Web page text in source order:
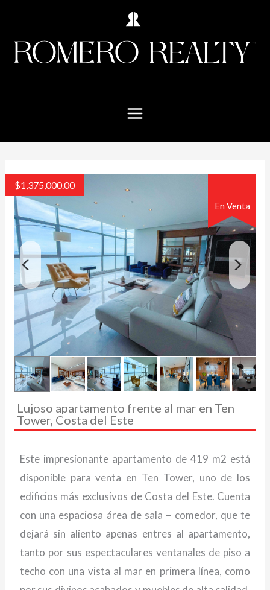
En Venta
$1,375,000.00
Lujoso apartamento frente al mar en Ten
Tower, Costa del Este
Este impresionante apartamento de 419 m2 está
disponible para venta en Ten Tower, uno de los
edificios más exclusivos de Costa del Este. Cuenta
con una espaciosa área de sala – comedor, que te
dejará sin aliento apenas entres al apartamento,
tanto por sus espectaculares ventanales de piso a
techo con una vista al mar en primera línea, como